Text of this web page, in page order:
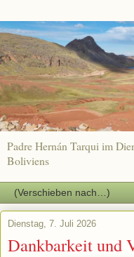
Padre Hernán Tarqui im
Boliviens
Dienstag, 7. Juli 2026
Dankbarkeit und